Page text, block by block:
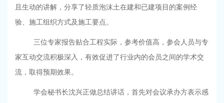
且生动的讲解，分享了轻质泡沫土在建和已建项目的案例经
验、施工组织方式及施工要点。
三位专家报告贴合工程实际，参考价值高，参会人员与专
家互动交流积极深入，有效促进了行业内的会员之间的学术交
流，取得预期效果。
学会秘书长沈兴正做总结讲话，首先对会议承办方表示感